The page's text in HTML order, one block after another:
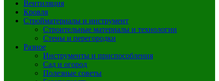
Вентиляция
Кровля
Стройматериалы и инструмент
Строительные материалы и технологии
Стены и перегородки
Разное
Инструменты и приспособления
Сад и огород
Полезные советы